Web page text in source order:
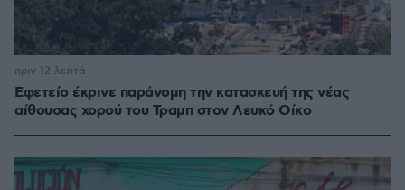
Εφετείο έκρινε παράνομη την κατασκευή της νέας
αίθουσας χορού του Τραμπ στον Λευκό Οίκο
πριν 12 λεπτά